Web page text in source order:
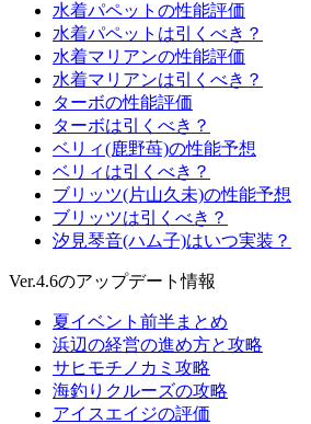
水着パペットの性能評価
水着パペットは引くべき？
水着マリアンの性能評価
水着マリアンは引くべき？
ターボの性能評価
ターボは引くべき？
ベリィ(鹿野苺)の性能予想
ベリィは引くべき？
ブリッツ(片山久未)の性能予想
ブリッツは引くべき？
汐見琴音(ハム子)はいつ実装？
Ver.4.6のアップデート情報
夏イベント前半まとめ
浜辺の経営の進め方と攻略
サヒモチノカミ攻略
海釣りクルーズの攻略
アイスエイジの評価